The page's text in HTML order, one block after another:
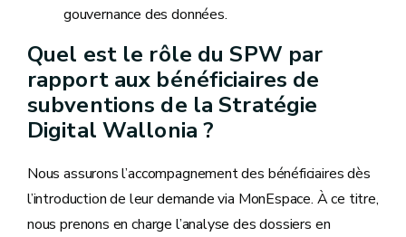
gouvernance des données.
Quel est le rôle du SPW par
rapport aux bénéficiaires de
subventions de la Stratégie
Digital Wallonia ?
Nous assurons l’accompagnement des bénéficiaires dès
l’introduction de leur demande via MonEspace. À ce titre,
nous prenons en charge l’analyse des dossiers en